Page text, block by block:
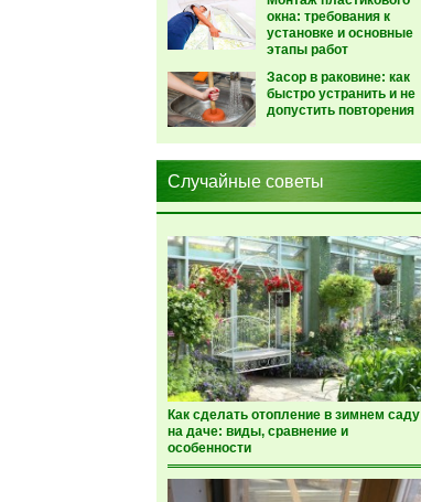
окна: требования к
установке и основные
этапы работ
Засор в раковине: как
быстро устранить и не
допустить повторения
Случайные советы
Как сделать отопление в зимнем саду
на даче: виды, сравнение и
особенности